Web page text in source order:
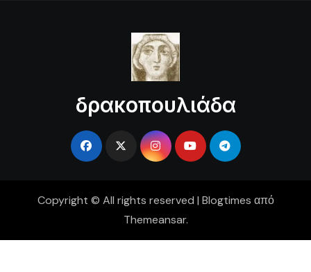
δρακοπουλιάδα
Copyright © All rights reserved | Blogtimes από
Themeansar.